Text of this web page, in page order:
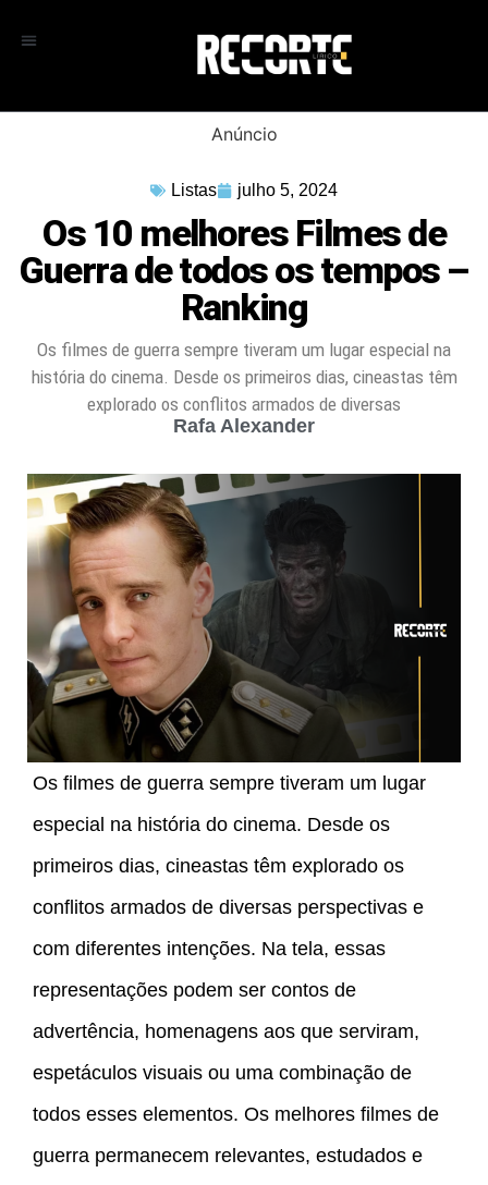
Anúncio
Listas julho 5, 2024
Os 10 melhores Filmes de
Guerra de todos os tempos –
Ranking
Os filmes de guerra sempre tiveram um lugar especial na
história do cinema. Desde os primeiros dias, cineastas têm
explorado os conflitos armados de diversas
Rafa Alexander
Os filmes de guerra sempre tiveram um lugar
especial na história do cinema. Desde os
primeiros dias, cineastas têm explorado os
conflitos armados de diversas perspectivas e
com diferentes intenções. Na tela, essas
representações podem ser contos de
advertência, homenagens aos que serviram,
espetáculos visuais ou uma combinação de
todos esses elementos. Os melhores filmes de
guerra permanecem relevantes, estudados e